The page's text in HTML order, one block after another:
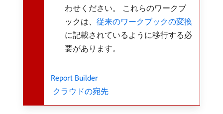
わせください。 これらのワークブ
ックは、 従来のワークブックの変換
に記載されているように移行する必
要があります。
Report Builder
​ クラウドの宛先